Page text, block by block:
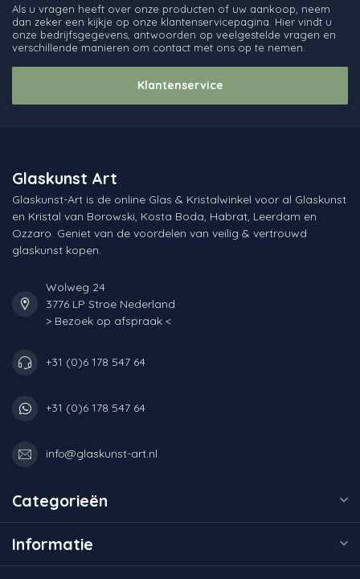
Als u vragen heeft over onze producten of uw aankoop, neem
dan zeker een kijkje op onze klantenservicepagina. Hier vindt u
onze bedrijfsgegevens, antwoorden op veelgestelde vragen en
verschillende manieren om contact met ons op te nemen.
Klantenservice
Glaskunst Art
Glaskunst-Art is de online Glas & Kristalwinkel voor al Glaskunst
en Kristal van Borowski, Kosta Boda, Habrat, Leerdam en
Ozzaro. Geniet van de voordelen van veilig & vertrouwd
glaskunst kopen.
Wolweg 24
3776 LP Stroe Nederland
> Bezoek op afspraak <
+31 (0)6 178 547 64
+31 (0)6 178 547 64
info@glaskunst-art.nl
Categorieën
Informatie